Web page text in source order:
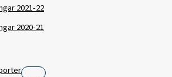
2021-22
2020-21